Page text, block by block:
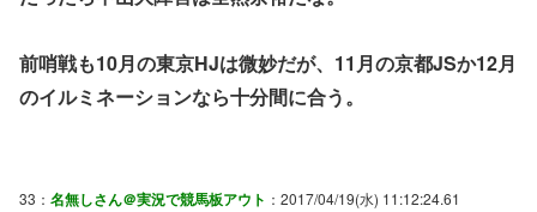
前哨戦も10月の東京HJは微妙だが、11月の京都JSか12月
のイルミネーションなら十分間に合う。
33： 名無しさん＠実況で競馬板アウト ：2017/04/19(水) 11:12:24.61